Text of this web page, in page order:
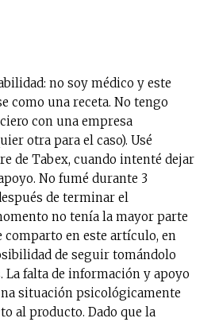
no soy médico y este
como una receta. No tengo
con una empresa
otra para el caso). Usé
de Tabex, cuando intenté dejar
No fumé durante 3
de terminar el
no tenía la mayor parte
en este artículo, en
de seguir tomándolo
La falta de información y apoyo
situación psicológicamente
al producto. Dado que la